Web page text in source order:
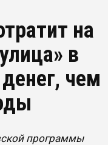
на
в
чем
программы